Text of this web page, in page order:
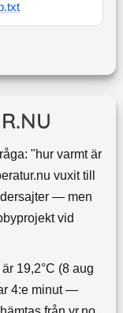
"hur varmt är
vuxit till
— men
vid
19,2°C (8 aug
4:e minut —